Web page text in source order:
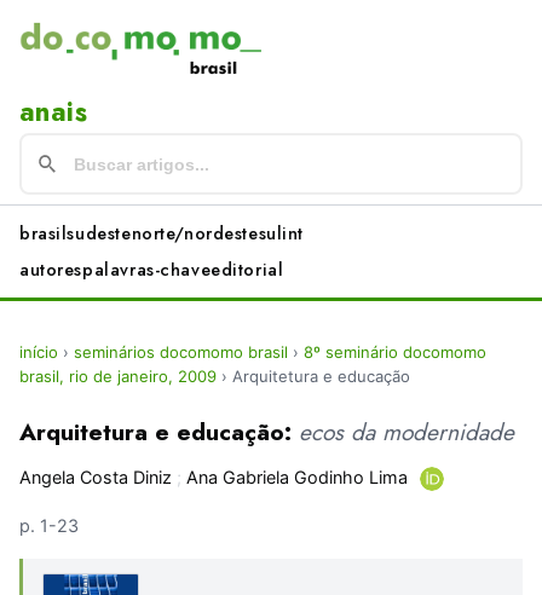
anais
brasilsudestenorte/nordestesulint
autorespalavras-chaveeditorial
início › seminários docomomo brasil › 8º seminário docomomo
brasil, rio de janeiro, 2009 › Arquitetura e educação
Arquitetura e educação: ecos da modernidade
Angela Costa Diniz ; Ana Gabriela Godinho Lima
p. 1-23